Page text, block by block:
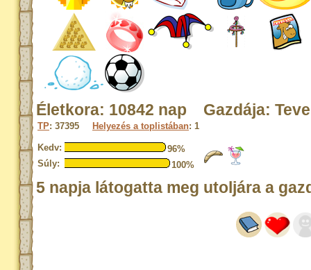
Életkora: 10842 nap Gazdája:
TP: 37395 Helyezés a toplistában: 1
Kedv:
96%
Súly:
100%
5 napja látogatta meg utoljára a